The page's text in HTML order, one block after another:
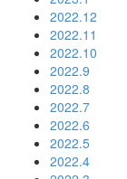
2022.12
2022.11
2022.10
2022.9
2022.8
2022.7
2022.6
2022.5
2022.4